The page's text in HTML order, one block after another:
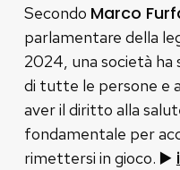
Secondo Marco
parlamentare della
2024, una società ha
di tutte le persone e
aver il diritto alla
fondamentale per
rimettersi in gioco. ▶️